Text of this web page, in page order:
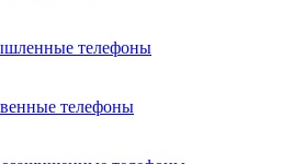
телефоны
телефоны